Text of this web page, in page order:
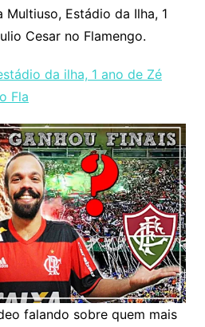
Multiuso, Estádio da Ilha, 1
Cesar no Flamengo.
da ilha, 1 ano de Zé
Fla
falando sobre quem mais